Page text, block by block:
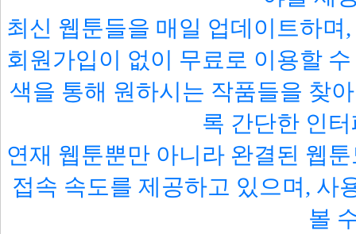
최신 웹툰들을 매일 업데이트하
회원가입이 없이 무료로 이용할
색을 통해 원하시는 작품들을 찾
록 간단한 인
연재 웹툰뿐만 아니라 완결된 웹
접속 속도를 제공하고 있으며, 사
볼